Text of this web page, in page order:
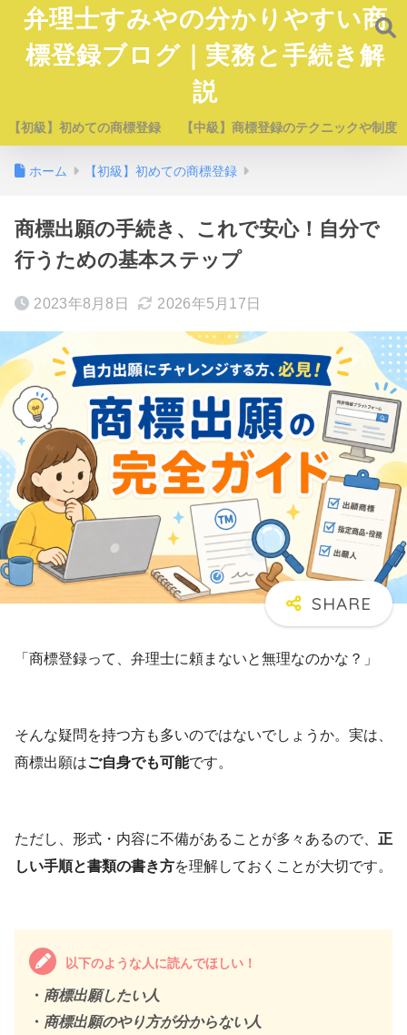
弁理士すみやの分かりやすい商
標登録ブログ｜実務と手続き解
説
【初級】初めての商標登録 【中級】商標登録のテクニックや制度
ホーム 【初級】初めての商標登録
商標出願の手続き、これで安心！自分で
行うための基本ステップ
2023年8月8日 2026年5月17日
「商標登録って、弁理士に頼まないと無理なのかな？」
そんな疑問を持つ方も多いのではないでしょうか。実は、
商標出願はご自身でも可能です。
ただし、形式・内容に不備があることが多々あるので、 正
しい手順と書類の書き方を理解しておくことが大切です。
以下のような人に読んでほしい！
・ 商標出願したい人
・ 商標出願のやり方が分からない人